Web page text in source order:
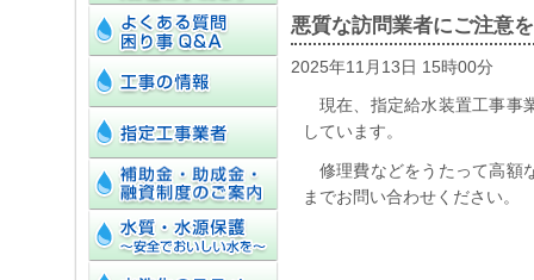
悪質な訪問業者にご注意
2025年11月13日 15時00分
現在、指定給水装置工事事
しています。
修理費などをうたって高額
までお問い合わせください。